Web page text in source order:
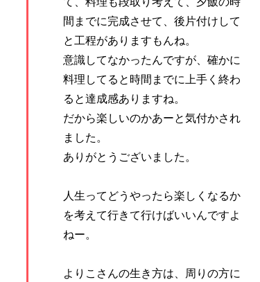
間までに完成させて、後片付けして
と工程がありますもんね。
意識してなかったんですが、確かに
料理してると時間までに上手く終わ
ると達成感ありますね。
だから楽しいのかあーと気付かされ
ました。
ありがとうございました。
人生ってどうやったら楽しくなるか
を考えて行きて行けばいいんですよ
ねー。
よりこさんの生き方は、周りの方に